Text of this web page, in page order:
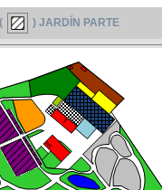
) JARDÍN PARTE